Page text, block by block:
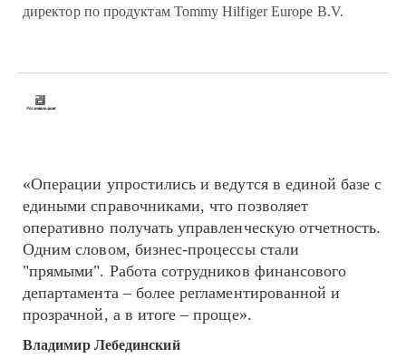
директор по продуктам Tommy Hilfiger Europe B.V.
«Операции упростились и ведутся в единой базе с
едиными справочниками, что позволяет
оперативно получать управленческую отчетность.
Одним словом, бизнес-процессы стали
"прямыми". Работа сотрудников финансового
департамента – более регламентированной и
прозрачной, а в итоге – проще».
Владимир Лебединский